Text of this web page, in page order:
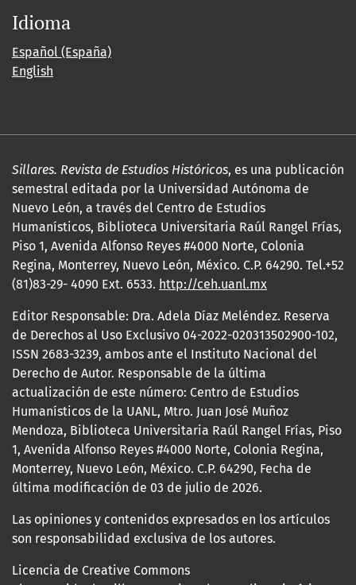
Idioma
Español (España)
English
Sillares. Revista de Estudios Históricos, es una publicación
semestral editada por la Universidad Autónoma de
Nuevo León, a través del Centro de Estudios
Humanísticos, Biblioteca Universitaria Raúl Rangel Frías,
Piso 1, Avenida Alfonso Reyes #4000 Norte, Colonia
Regina, Monterrey, Nuevo León, México. C.P. 64290. Tel.+52
(81)83-29- 4090 Ext. 6533. http://ceh.uanl.mx
Editor Responsable: Dra. Adela Díaz Meléndez. Reserva
de Derechos al Uso Exclusivo 04-2022-020313502900-102,
ISSN 2683-3239, ambos ante el Instituto Nacional del
Derecho de Autor. Responsable de la última
actualización de este número: Centro de Estudios
Humanísticos de la UANL, Mtro. Juan José Muñoz
Mendoza, Biblioteca Universitaria Raúl Rangel Frías, Piso
1, Avenida Alfonso Reyes #4000 Norte, Colonia Regina,
Monterrey, Nuevo León, México. C.P. 64290, Fecha de
última modificación de 03 de julio de 2026.
Las opiniones y contenidos expresados en los artículos
son responsabilidad exclusiva de los autores.
Licencia de Creative Commons